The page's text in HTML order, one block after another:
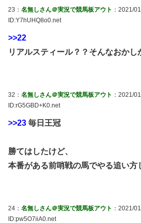
23： 名無しさん＠実況で競馬板アウト ：2021/
ID:Y7hUHQ8o0.net
>>22
リアルスティール？？そんなおかし
32： 名無しさん＠実況で競馬板アウト ：2021/
ID:rG5GBD+K0.net
>>23 毎日王冠
勝てはしたけど、
本番がある前哨戦の馬でやる追い方
24： 名無しさん＠実況で競馬板アウト ：2021/
ID:pw5O7iiA0.net